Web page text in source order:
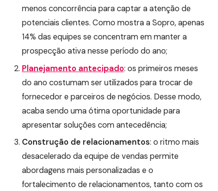
menos concorrência para captar a atenção de
potenciais clientes. Como mostra a Sopro, apenas
14% das equipes se concentram em manter a
prospecção ativa nesse período do ano;
Planejamento antecipado: os primeiros meses
do ano costumam ser utilizados para trocar de
fornecedor e parceiros de negócios. Desse modo,
acaba sendo uma ótima oportunidade para
apresentar soluções com antecedência;
Construção de relacionamentos: o ritmo mais
desacelerado da equipe de vendas permite
abordagens mais personalizadas e o
fortalecimento de relacionamentos, tanto com os